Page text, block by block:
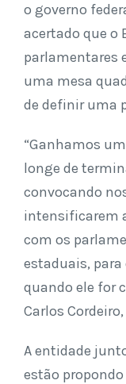
o governo
acertado que o
parlamentares
uma mesa
de definir uma
“Ganhamos
longe de
convocando
intensificarem
com os
estaduais, para
quando ele for
Carlos
A entidade
estão